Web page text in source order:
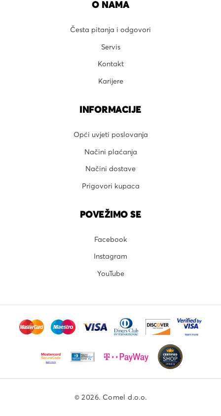
O NAMA
Česta pitanja i odgovori
Servis
Kontakt
Karijere
INFORMACIJE
Opći uvjeti poslovanja
Načini plaćanja
Načini dostave
Prigovori kupaca
POVEŽIMO SE
Facebook
Instagram
YouTube
© 2026. Comel d.o.o.